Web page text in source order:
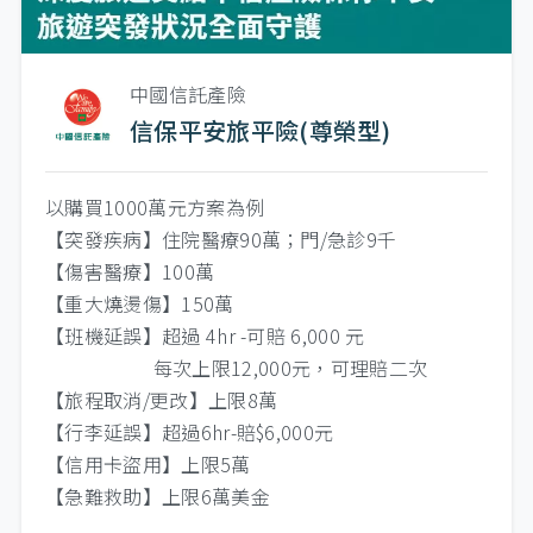
中國信託產險
信保平安旅平險(尊榮型)
以購買1000萬元方案為例
【突發疾病】住院醫療90萬；門/急診9千
【傷害醫療】100萬
【重大燒燙傷】150萬
【班機延誤】超過 4hr -可賠 6,000 元
每次上限12,000元，可理賠二次
【旅程取消/更改】上限8萬
【行李延誤】超過6hr-賠$6,000元
【信用卡盜用】上限5萬
【急難救助】上限6萬美金